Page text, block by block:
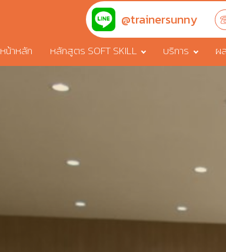
@trainersunny
หน้าหลัก หลักสูตร SOFT SKILL บริการ ผ